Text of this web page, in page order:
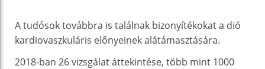
A tudósok továbbra is találnak bizonyítékokat a dió
kardiovaszkuláris előnyeinek alátámasztására.
2018-ban 26 vizsgálat áttekintése, több mint 1000